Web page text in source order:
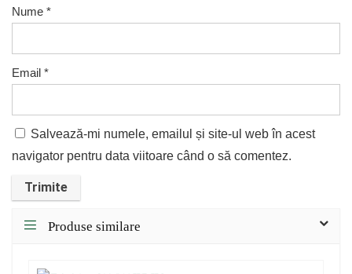
Nume *
Email *
Salvează-mi numele, emailul și site-ul web în acest
navigator pentru data viitoare când o să comentez.
Produse similare